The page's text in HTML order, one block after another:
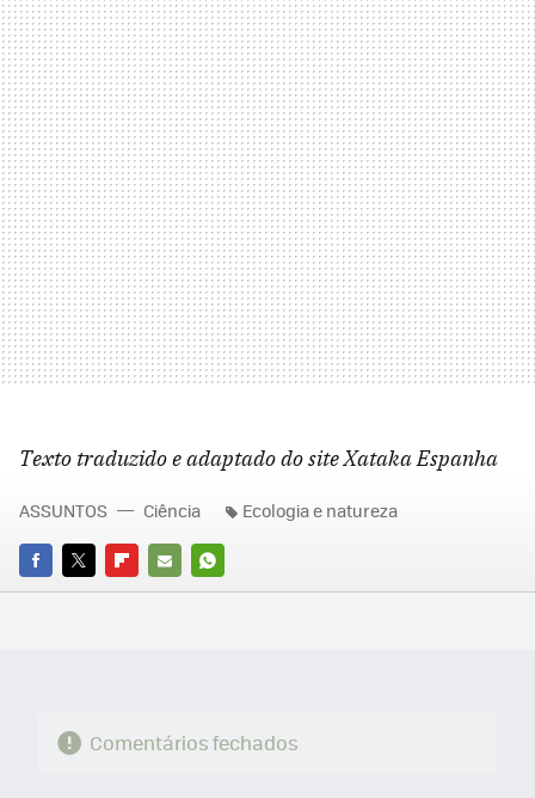
Texto traduzido e adaptado do site Xataka Espanha
FACEBOOK
TWITTERFLIPBOARD
E-
WHATSAPP
ASSUNTOS Ciência Ecologia e natureza
Comentários fechados